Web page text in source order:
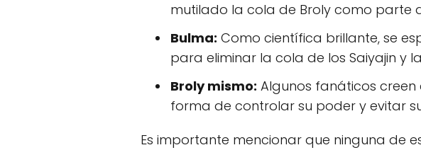
mutilado la cola de Broly como parte
Bulma: Como científica brillante, se
para eliminar la cola de los Saiyajin y
Broly mismo: Algunos fanáticos
forma de controlar su poder y evitar
Es importante mencionar que ninguna de